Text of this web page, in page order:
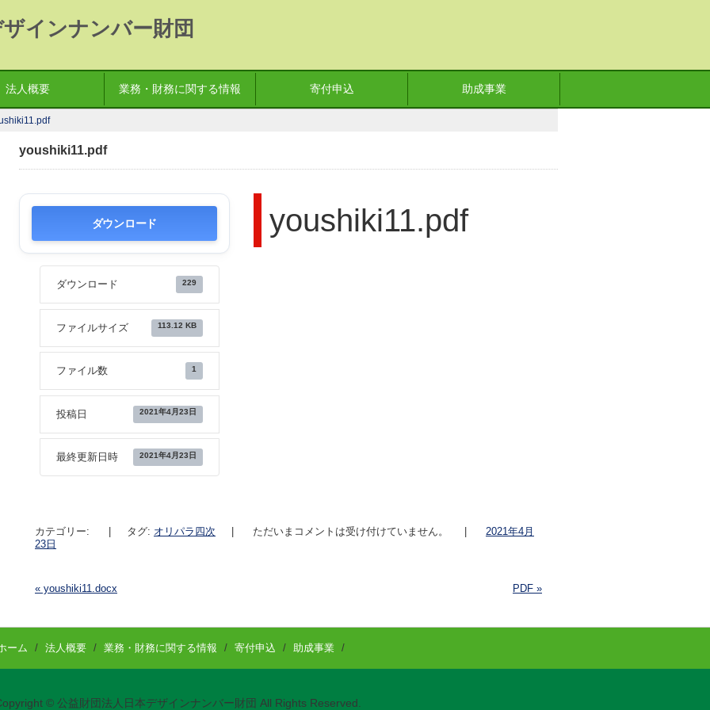
インナンバー財団
法人概要 業務・財務に関する情報 寄付申込 助成事業
youshiki11.pdf
ダウンロード
ダウンロード 229
ファイルサイズ 113.12 KB
ファイル数 1
投稿日 2021年4月23日
最終更新日時 2021年4月23日
youshiki11.pdf
カテゴリー: | タグ: オリパラ四次 | ただいまコメントは受け付けていません。 |
2021年4月
23日
« youshiki11.docx PDF »
ーム / 法人概要 / 業務・財務に関する情報 / 寄付申込 / 助成事業 /
© 公益財団法人日本デザインナンバー財団 All Rights Reserved.